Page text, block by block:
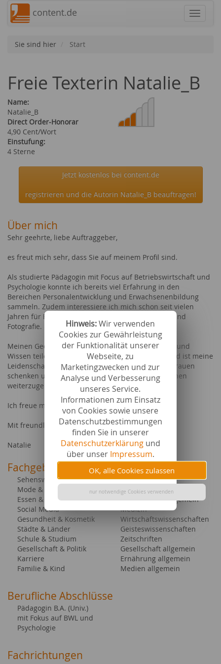
Hinweis:Wir verwenden
Cookies zur Gewährleistung
der Funktionalität unserer
Webseite, zu
Marketingzwecken und zur
Analyse und Verbesserung
unseres Service.
Informationen zum Einsatz
von Cookies sowie unsere
Datenschutzbestimmungen
finden Sie in unserer
Datenschutzerklärungund
über unser Impressum.
OK, alle Cookies zulassen
nur notwendige Cookies verwenden
content.de
Sie sind hier Start
Freie Texterin Natalie_B
Name:
Natalie_B
Direct Order-Honorar
4,90 Cent/Wort
Einstufung:
4 Sterne
Jetzt kostenlos bei content.de
registrieren und die Autorin Natalie_B beauftragen!
Über mich
Sehr geehrte, liebe Auftraggeber,
es freut mich sehr, dass Sie auf meinem Profil sind.
Als studierte Pädagogin mit Focus auf Betriebswirtschaft und
Psychologie konnte ich bereits viel Erfahrung in den
Bereichen Personalentwicklung und Erwachsenenbildung
sammeln. Zudem interessiere ich mich schon seit vielen
Jahren für Fashion, Beauty, gesunde Lebensweise und
Fotografie.
Meinen Gedanken freien Lauf lassen, Erfahrungen und
Wissen teilen - das Schreiben war schon immer und ist meine
Leidenschaft. Ich freue mich, wenn Sie mir Ihr Vertrauen
schenken und mir erlauben mein Wissen und Können
weiterzugeben.
Ich freue mich auf viele spannende Aufträge!
Mit freundlichen Grüßen
Natalie
Fachgebiete bei content.de
Sehenswürdigkeiten
Mode & Heimtextilien
Essen & Trinken
Social Media
Gesundheit & Kosmetik
Städte & Länder
Schule & Studium
Gesellschaft & Politik
Karriere
Familie & Kind
Hobby & Freizeit
Medizin
Wissenschaft allgemein
Medizin
Wirtschaftswissenschaften
Geisteswissenschaften
Zeitschriften
Gesellschaft allgemein
Ernährung allgemein
Medien allgemein
Berufliche Abschlüsse
Pädagogin B.A. (Univ.)
mit Fokus auf BWL und
Psychologie
Fachrichtungen